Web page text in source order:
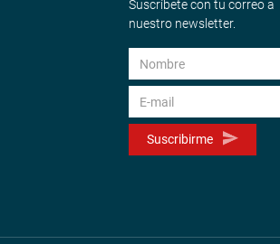
Suscríbete con tu correo a
nuestro newsletter.
Suscribirme